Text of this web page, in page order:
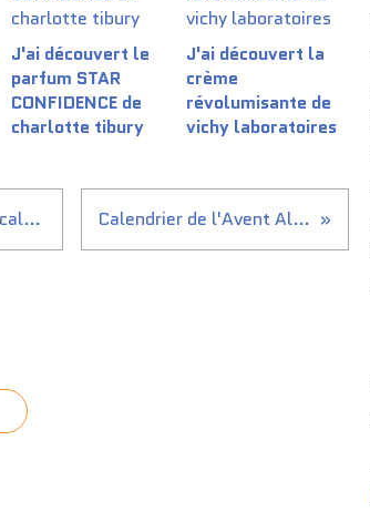
J'ai découvert le
parfum STAR
CONFIDENCE de
charlotte tibury
J'ai découvert la
crème
révolumisante de
vichy laboratoires
Gagnez plus de 200 cadeaux avec le calendrier de... Calendrier de l'Avent Algotherm